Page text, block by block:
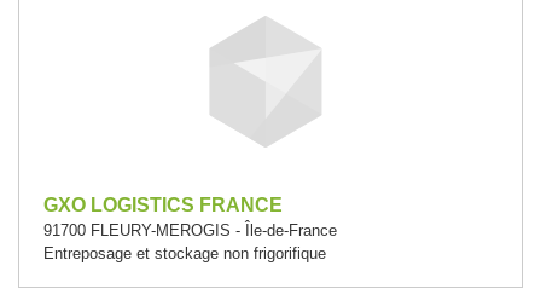
GXO LOGISTICS FRANCE
91700 FLEURY-MEROGIS - Île-de-France
Entreposage et stockage non frigorifique